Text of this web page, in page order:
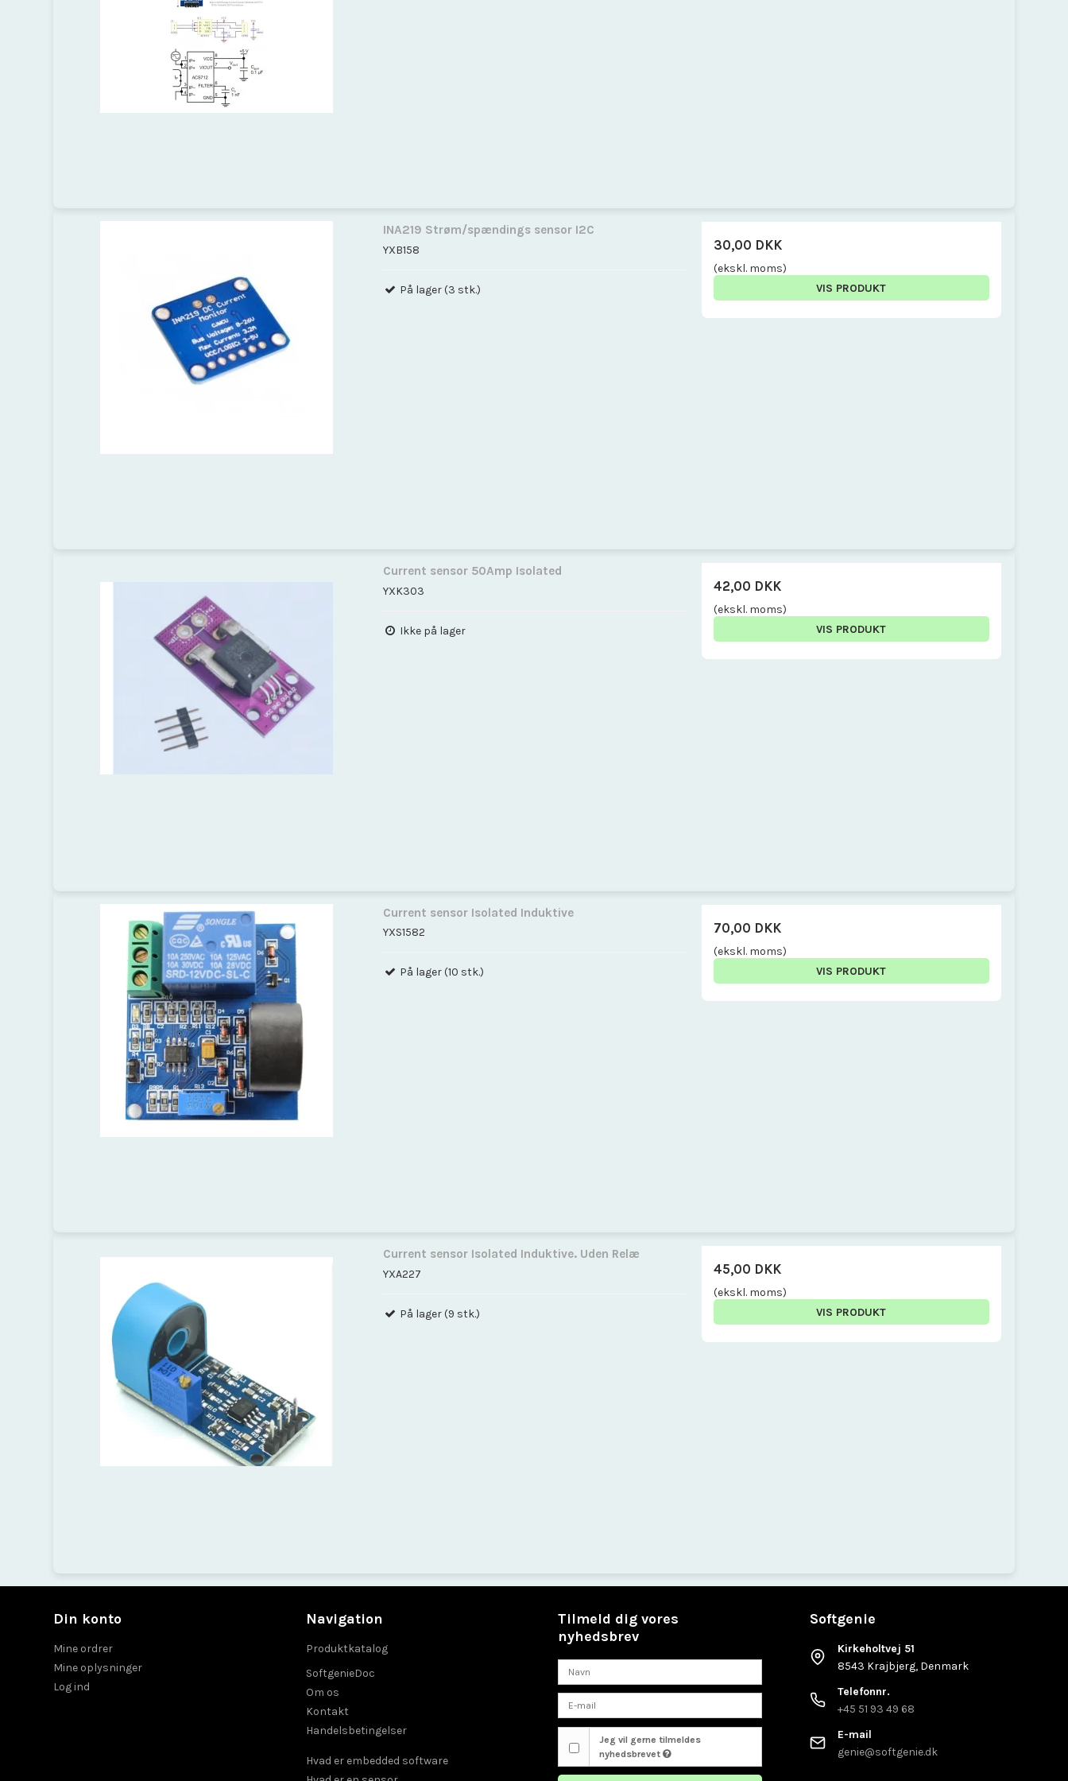
INA219 Strøm/spændings sensor I2C
YXB158
På lager (3 stk.)
30,00 DKK
(ekskl. moms)
VIS PRODUKT
Current sensor 50Amp Isolated
YXK303
Ikke på lager
42,00 DKK
(ekskl. moms)
VIS PRODUKT
Current sensor Isolated Induktive
YXS1582
På lager (10 stk.)
70,00 DKK
(ekskl. moms)
VIS PRODUKT
Current sensor Isolated Induktive. Uden Relæ
YXA227
På lager (9 stk.)
45,00 DKK
(ekskl. moms)
VIS PRODUKT
Din konto
Mine ordrer
Mine oplysninger
Log ind
Navigation
Produktkatalog
SoftgenieDoc
Om os
Kontakt
Handelsbetingelser
Hvad er embedded software
Tilmeld dig vores
nyhedsbrev
Jeg vil gerne tilmeldes
nyhedsbrevet
Softgenie
Kirkeholtvej 51
8543 Krajbjerg, Denmark
Telefonnr.
+45 51 93 49 68
E-mail
genie@softgenie.dk